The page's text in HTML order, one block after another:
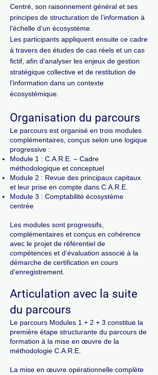
Centré, son raisonnement général et ses
principes de structuration de l’information à
l’échelle d’un écosystème.
Les participants appliquent ensuite ce cadre
à travers des études de cas réels et un cas
fictif, afin d’analyser les enjeux de gestion
stratégique collective et de restitution de
l’information dans un contexte
écosystémique.
Organisation du parcours
Le parcours est organisé en trois modules
complémentaires, conçus selon une logique
progressive :
Module 1 : C.A.R.E. – Cadre
méthodologique et conceptuel
Module 2 : Revue des principaux capitaux
et leur prise en compte dans C.A.R.E.
Module 3 : Comptabilité écosystème
centrée
Les modules sont progressifs,
complémentaires et conçus en cohérence
avec le projet de référentiel de
compétences et d’évaluation associé à la
démarche de certification en cours
d’enregistrement.
Articulation avec la suite
du parcours
Le parcours Modules 1 + 2 + 3 constitue la
première étape structurante du parcours de
formation à la mise en œuvre de la
méthodologie C.A.R.E.
La mise en œuvre opérationnelle complète